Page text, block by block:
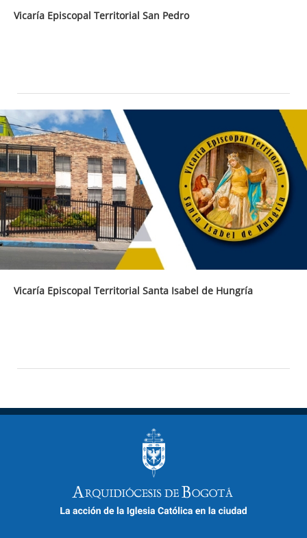
Vicaría Episcopal Territorial San Pedro
Vicaría Episcopal Territorial Santa Isabel de Hungría